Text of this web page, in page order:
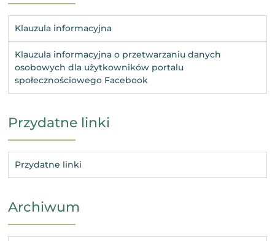
Klauzula informacyjna
Klauzula informacyjna o przetwarzaniu danych
osobowych dla użytkowników portalu
społecznościowego Facebook
Przydatne linki
Przydatne linki
Archiwum